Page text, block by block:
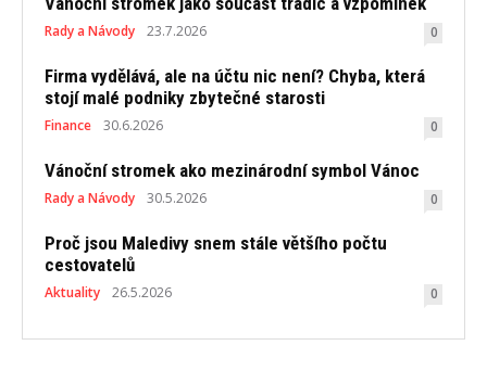
Rady a Návody 23.7.2026 0
Firma vydělává, ale na účtu nic není? Chyba, která
stojí malé podniky zbytečné starosti
Finance 30.6.2026 0
Vánoční stromek ako mezinárodní symbol Vánoc
Rady a Návody 30.5.2026 0
Proč jsou Maledivy snem stále většího počtu
cestovatelů
Aktuality 26.5.2026 0